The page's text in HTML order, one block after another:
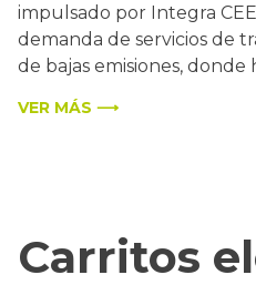
impulsado por Integra
demanda de servicios de
de bajas emisiones,
VER MÁS ⟶
Carritos